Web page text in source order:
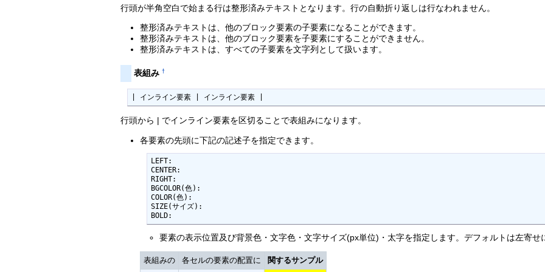
行頭が半角空白で始まる行は整形済みテキストとなります。行の自動折り返しは行なわれません。
整形済みテキストは、他のブロック要素の子要素になることができます。
整形済みテキストは、他のブロック要素を子要素にすることができません。
整形済みテキストは、すべての子要素を文字列として扱います。
表組み †
| インライン要素 | インライン要素 |
行頭から | でインライン要素を区切ることで表組みになります。
各要素の先頭に下記の記述子を指定できます。
LEFT:
CENTER:
RIGHT:
BGCOLOR(色):
COLOR(色):
SIZE(サイズ):
BOLD:
要素の表示位置及び背景色・文字色・文字サイズ(px単位)・太字を指定します。デフォルトは左寄せ
表組みの 各セルの要素の配置に 関するサンプル